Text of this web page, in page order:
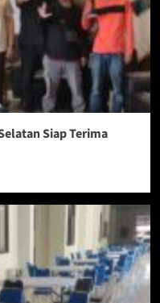
Siap Terima